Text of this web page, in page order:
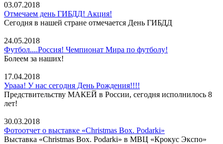
03.07.2018
Отмечаем день ГИБДД! Акция!
Сегодня в нашей стране отмечается День ГИБДД
24.05.2018
Футбол....Россия! Чемпионат Мира по футболу!
Болеем за наших!
17.04.2018
Урааа! У нас сегодня День Рождения!!!!
Предствительству МАКЕЙ в России, сегодня исполнилось 8
лет!
30.03.2018
Фотоотчет о выставке «Christmas Box. Podarki»
Выставка «Christmas Box. Podarki» в МВЦ «Крокус Экспо»